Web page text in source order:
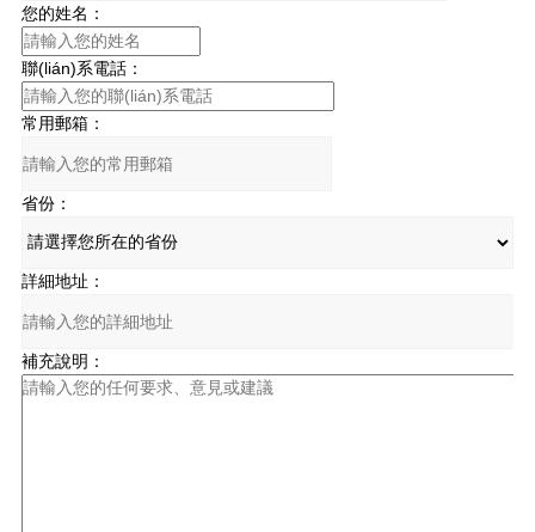
您的姓名：
聯(lián)系電話：
常用郵箱：
省份：
詳細地址：
補充說明：